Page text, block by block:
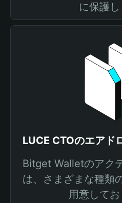
に保護し
LUCE CTOのエアド
Bitget Walletのアク
は、さまざまな種類
用意してお